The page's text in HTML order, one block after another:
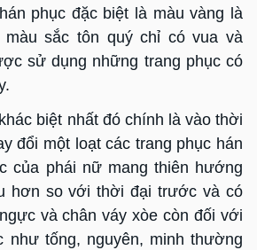
phục đặc biệt là màu vàng là
màu sắc tôn quý chỉ có vua và
sử dụng những trang phục có
biệt nhất đó chính là vào thời
đổi một loạt các trang phục hán
của phái nữ mang thiên hướng
hơn so với thời đại trước và có
và chân váy xòe còn đối với
như tống, nguyên, minh thường